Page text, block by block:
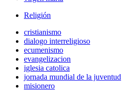
Religión
cristianismo
dialogo interreligioso
ecumenismo
evangelizacion
iglesia catolica
jornada mundial de la juventud
misionero